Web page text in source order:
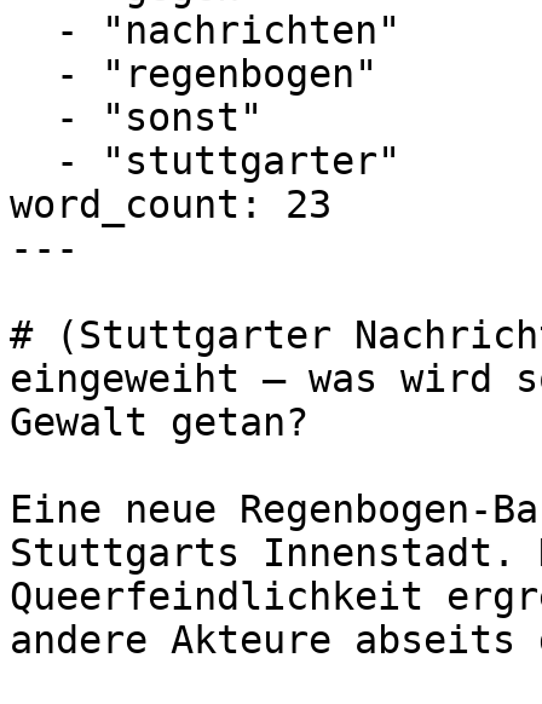
word_count: 23
---
# (Stuttgarter
eingeweiht – was wird
Gewalt getan?
Eine neue
Stuttgarts Innenstadt.
Queerfeindlichkeit
andere Akteure abseits